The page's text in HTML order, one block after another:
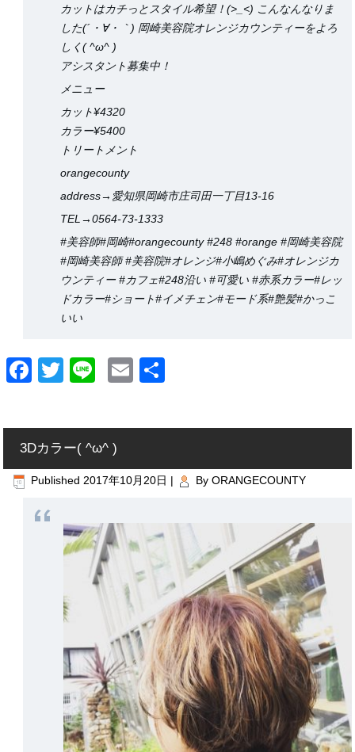
カットはカチっとスタイル希望！(>_<) こんなんなりま
した(´・∀・｀) 岡崎美容院オレンジカウンティーをよろ
しく( ^ω^ )
アシスタント募集中！
メニュー
カット¥4320
カラー¥5400
トリートメント
orangecounty
address→愛知県岡崎市庄司田一丁目13-16
TEL→0564-73-1333
#美容師#岡崎#orangecounty #248 #orange #岡崎美容院
#岡崎美容師 #美容院#オレンジ#小嶋めぐみ#オレンジカ
ウンティー #カフェ#248沿い #可愛い #赤系カラー#レッ
ドカラー#ショート#イメチェン#モード系#艶髪#かっこ
いい
Facebook
Twitter
LineEmail
3Dカラー( ^ω^ )
Published 2017年10月20日 | By ORANGECOUNTY